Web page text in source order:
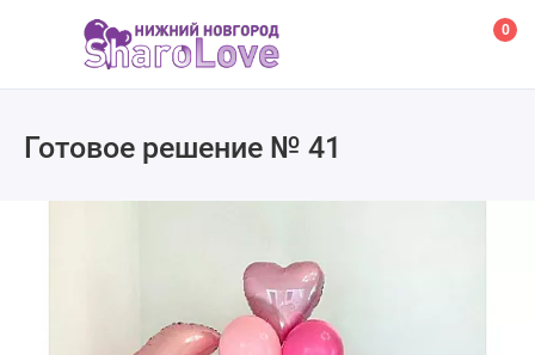
0
Готовое решение № 41